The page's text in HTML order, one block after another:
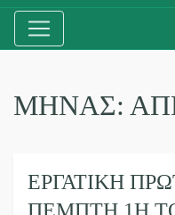
ΜΉΝΑΣ:
ΕΡΓΑΤΙΚΗ